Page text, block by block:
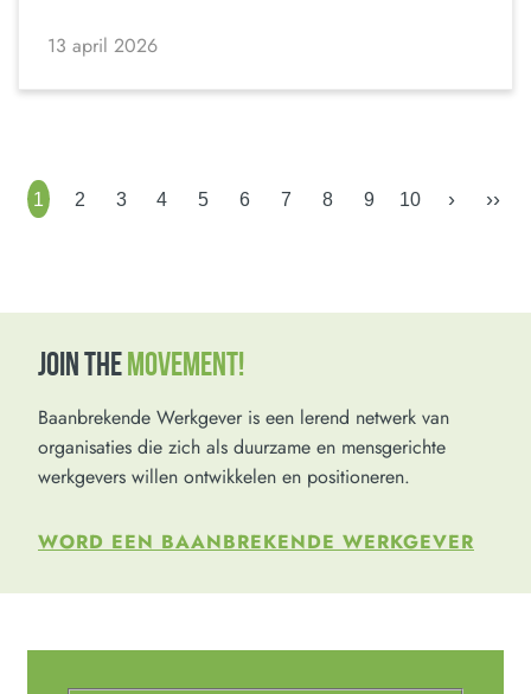
13 april 2026
1 2 3 4 5 6 7 8 9 10 › ››
JOIN THEMOVEMENT!
Baanbrekende Werkgever is een lerend netwerk van
organisaties die zich als duurzame en mensgerichte
werkgevers willen ontwikkelen en positioneren.
WORD EEN BAANBREKENDE WERKGEVER